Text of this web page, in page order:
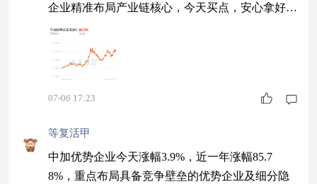
企业精准布局产业链核心，今天买点，安心拿好就
行。
07-06 17:23
等复活甲
中加优势企业今天涨幅3.9%，近一年涨幅85.7
8%，重点布局具备竞争壁垒的优势企业及细分隐